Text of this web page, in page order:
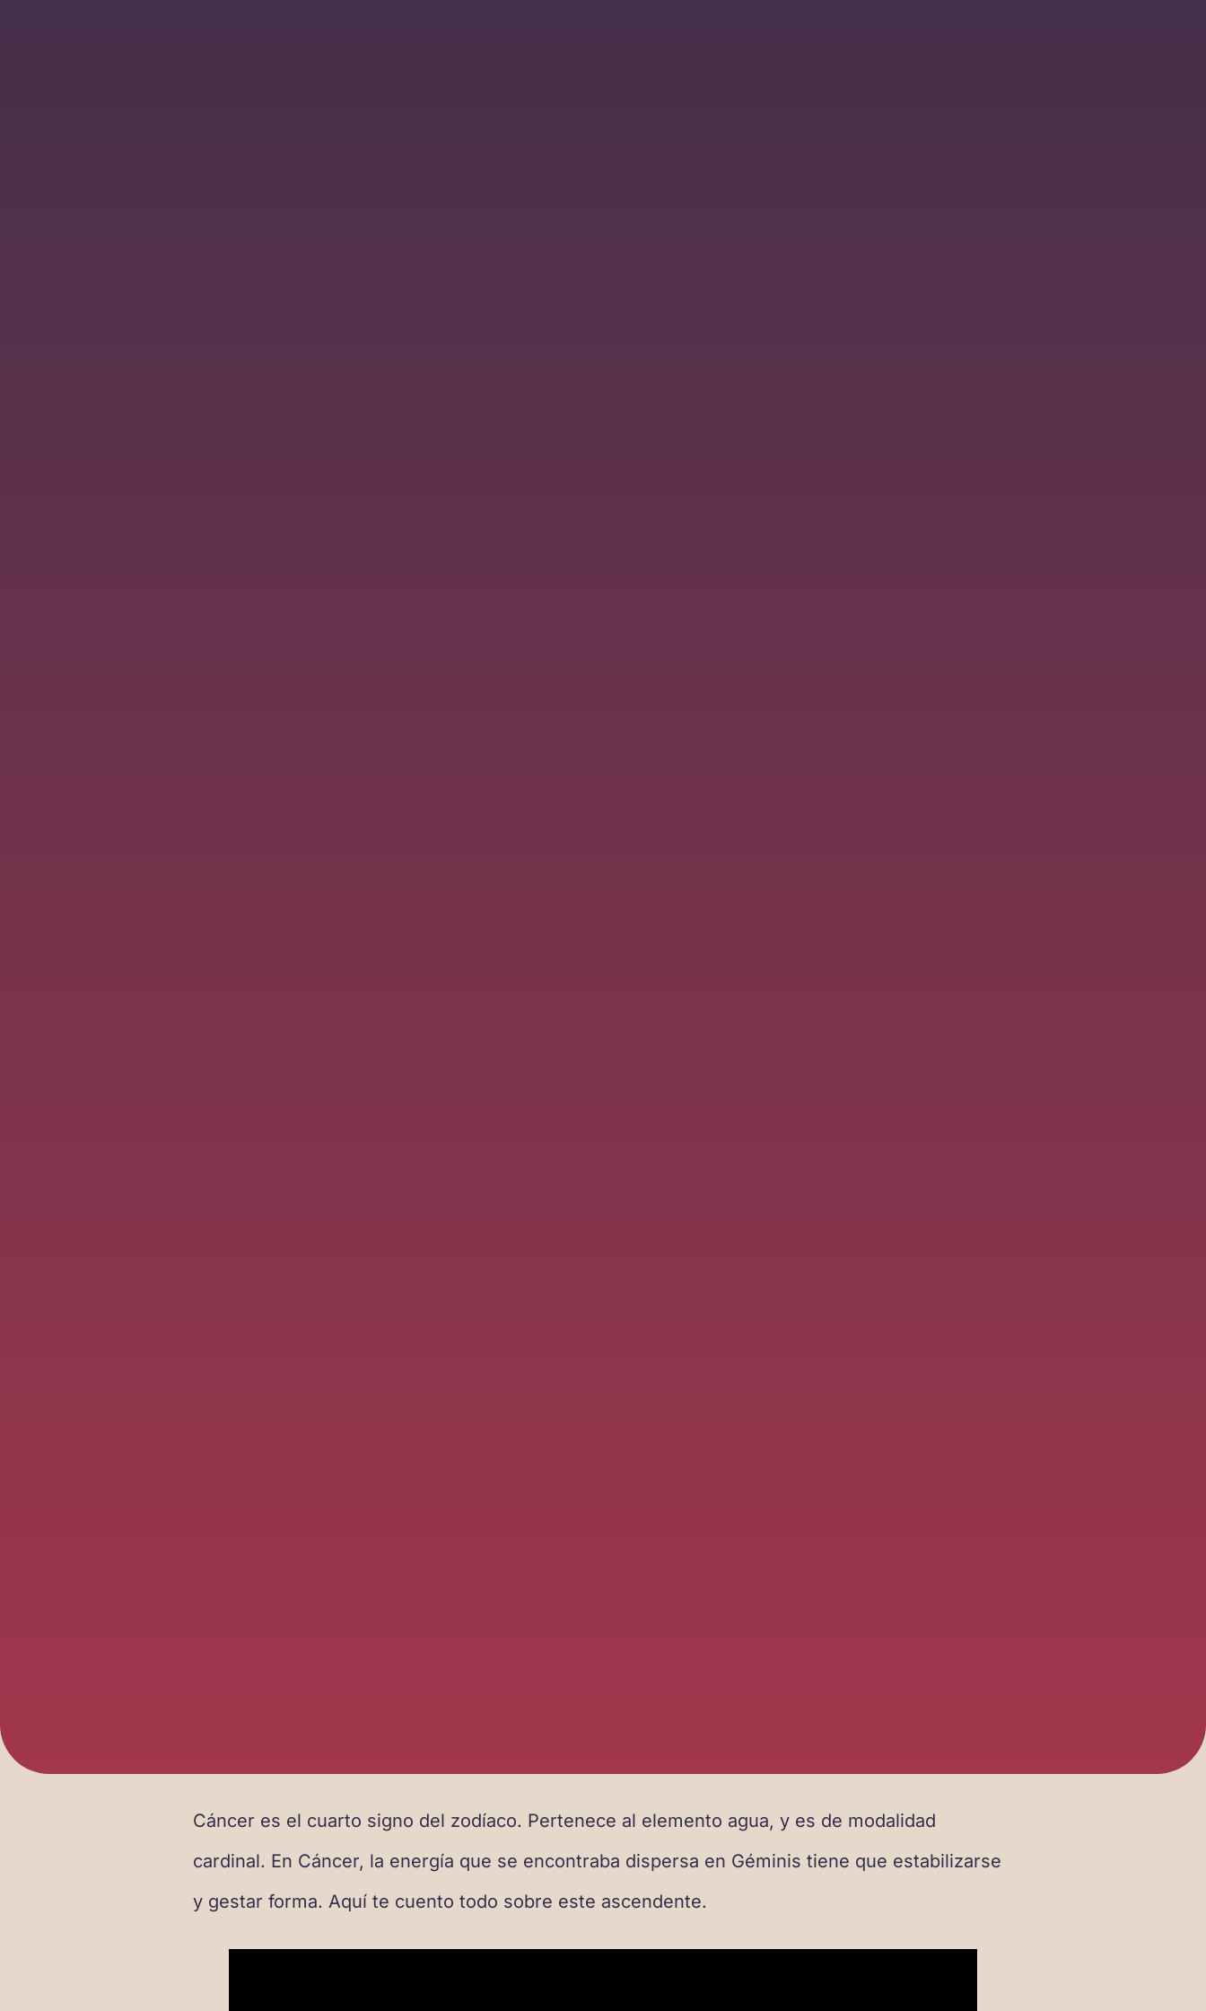
Cáncer es el cuarto signo del zodíaco. Pertenece al elemento agua, y es de modalidad
cardinal. En Cáncer, la energía que se encontraba dispersa en Géminis tiene que estabilizarse
y gestar forma. Aquí te cuento todo sobre este ascendente.